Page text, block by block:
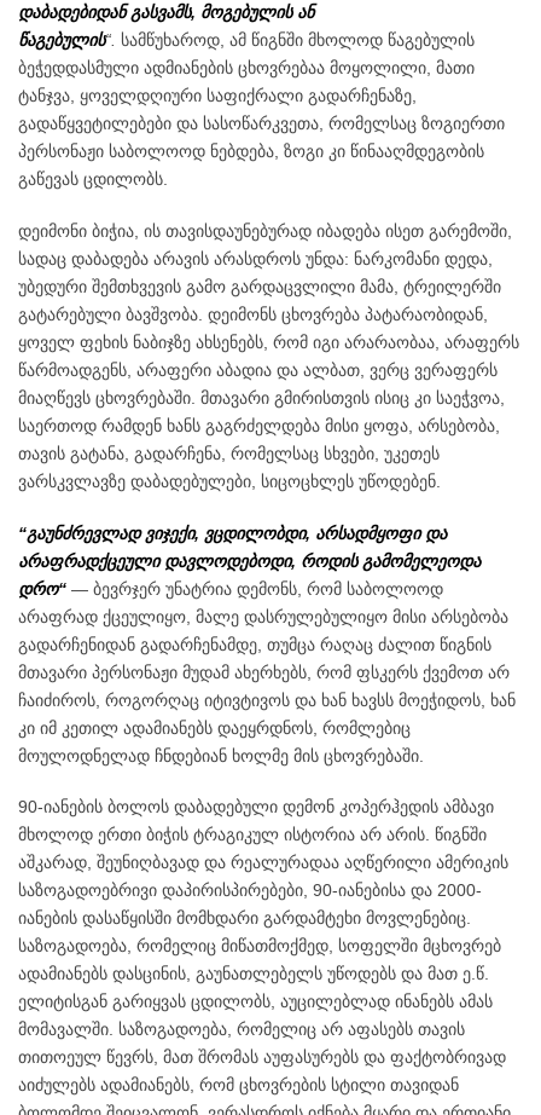
დაბადებიდან გასვამს, მოგებულის ან
წაგებულის“. სამწუხაროდ, ამ წიგნში მხოლოდ წაგებულის
ბეჭედდასმული ადმიანების ცხოვრებაა მოყოლილი, მათი
ტანჯვა, ყოველდღიური საფიქრალი გადარჩენაზე,
გადაწყვეტილებები და სასოწარკვეთა, რომელსაც ზოგიერთი
პერსონაჟი საბოლოოდ ნებდება, ზოგი კი წინააღმდეგობის
გაწევას ცდილობს.
დეიმონი ბიჭია, ის თავისდაუნებურად იბადება ისეთ გარემოში,
სადაც დაბადება არავის არასდროს უნდა: ნარკომანი დედა,
უბედური შემთხვევის გამო გარდაცვლილი მამა, ტრეილერში
გატარებული ბავშვობა. დეიმონს ცხოვრება პატარაობიდან,
ყოველ ფეხის ნაბიჯზე ახსენებს, რომ იგი არარაობაა, არაფერს
წარმოადგენს, არაფერი აბადია და ალბათ, ვერც ვერაფერს
მიაღწევს ცხოვრებაში. მთავარი გმირისთვის ისიც კი საეჭვოა,
საერთოდ რამდენ ხანს გაგრძელდება მისი ყოფა, არსებობა,
თავის გატანა, გადარჩენა, რომელსაც სხვები, უკეთეს
ვარსკვლავზე დაბადებულები, სიცოცხლეს უწოდებენ.
“გაუნძრევლად ვიჯექი, ვცდილობდი, არსადმყოფი და
არაფრადქცეული დავლოდებოდი, როდის გამომელეოდა
დრო“ — ბევრჯერ უნატრია დემონს, რომ საბოლოოდ
არაფრად ქცეულიყო, მალე დასრულებულიყო მისი არსებობა
გადარჩენიდან გადარჩენამდე, თუმცა რაღაც ძალით წიგნის
მთავარი პერსონაჟი მუდამ ახერხებს, რომ ფსკერს ქვემოთ არ
ჩაიძიროს, როგორღაც იტივტივოს და ხან ხავსს მოეჭიდოს, ხან
კი იმ კეთილ ადამიანებს დაეყრდნოს, რომლებიც
მოულოდნელად ჩნდებიან ხოლმე მის ცხოვრებაში.
90-იანების ბოლოს დაბადებული დემონ კოპერჰედის ამბავი
მხოლოდ ერთი ბიჭის ტრაგიკულ ისტორია არ არის. წიგნში
აშკარად, შეუნიღბავად და რეალურადაა აღწერილი ამერიკის
საზოგადოებრივი დაპირისპირებები, 90-იანებისა და 2000-
იანების დასაწყისში მომხდარი გარდამტეხი მოვლენებიც.
საზოგადოება, რომელიც მიწათმოქმედ, სოფელში მცხოვრებ
ადამიანებს დასცინის, გაუნათლებელს უწოდებს და მათ ე.წ.
ელიტისგან გარიყვას ცდილობს, აუცილებლად ინანებს ამას
მომავალში. საზოგადოება, რომელიც არ აფასებს თავის
თითოეულ წევრს, მათ შრომას აუფასურებს და ფაქტობრივად
აიძულებს ადამიანებს, რომ ცხოვრების სტილი თავიდან